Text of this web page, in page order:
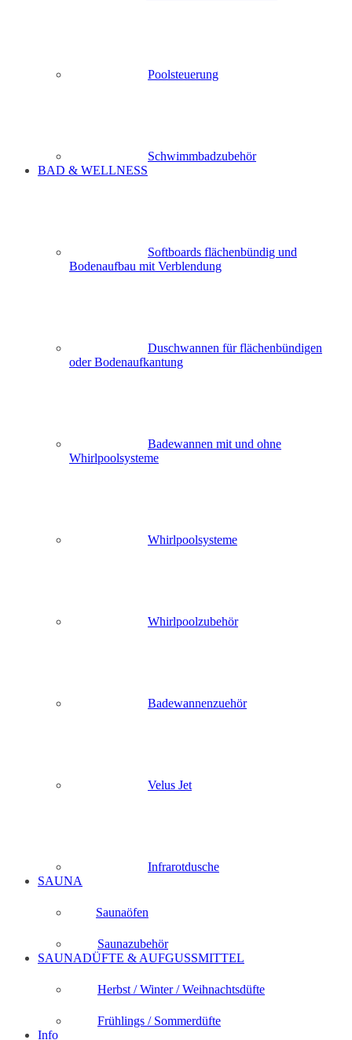
Poolsteuerung
Schwimmbadzubehör
BAD & WELLNESS
Softboards flächenbündig und
Bodenaufbau mit Verblendung
Duschwannen für flächenbündigen
oder Bodenaufkantung
Badewannen mit und ohne
Whirlpoolsysteme
Whirlpoolsysteme
Whirlpoolzubehör
Badewannenzuehör
Velus Jet
Infrarotdusche
SAUNA
Saunaöfen
Saunazubehör
SAUNADÜFTE & AUFGUSSMITTEL
Herbst / Winter / Weihnachtsdüfte
Frühlings / Sommerdüfte
Info